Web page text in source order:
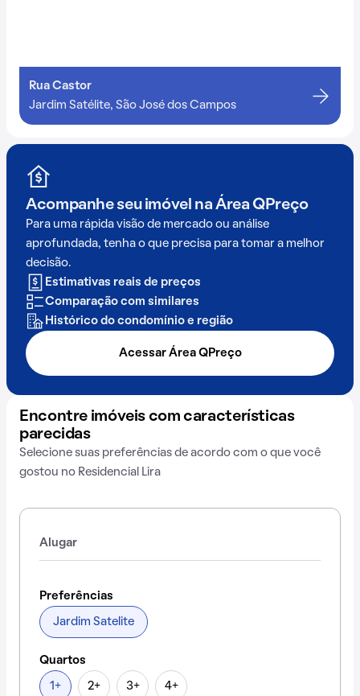
Rua Castor
Jardim Satélite, São José dos Campos
Acompanhe seu imóvel na Área QPreço
Para uma rápida visão de mercado ou análise
aprofundada, tenha o que precisa para tomar a melhor
decisão.
Estimativas reais de preços
Comparação com similares
Histórico do condomínio e região
Acessar Área QPreço
Encontre imóveis com características
parecidas
Selecione suas preferências de acordo com o que você
gostou no Residencial Lira
Alugar
Preferências
Jardim Satelite
Quartos
1+ 2+ 3+ 4+